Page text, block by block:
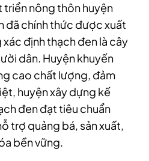
triển nông thôn huyện
đã chính thức được xuất
định thạch đen là cây
dân. Huyện khuyến
cao chất lượng, đảm
huyện xây dựng kế
đen đạt tiêu chuẩn
trợ quảng bá, sản xuất,
bền vững.